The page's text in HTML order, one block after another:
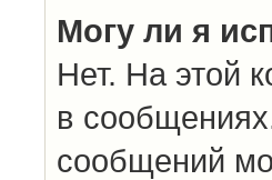
Могу ли я
Нет. На этой
в
сообщений